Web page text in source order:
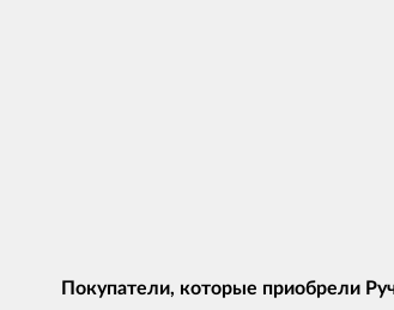
Покупатели, которые приобрели